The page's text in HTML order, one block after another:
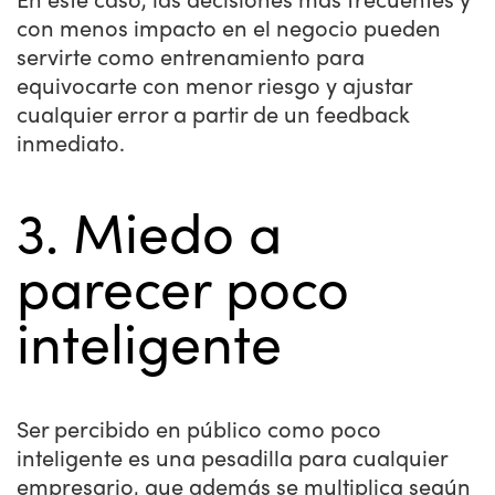
con menos impacto en el negocio pueden
servirte como entrenamiento para
equivocarte con menor riesgo y ajustar
cualquier error a partir de un feedback
inmediato.
3. Miedo a
parecer poco
inteligente
Ser percibido en público como poco
inteligente es una pesadilla para cualquier
empresario, que además se multiplica según